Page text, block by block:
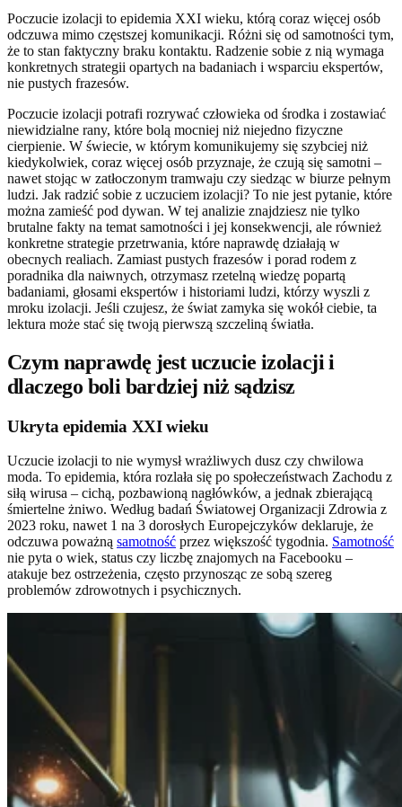
Poczucie izolacji to epidemia XXI wieku, którą coraz więcej osób
odczuwa mimo częstszej komunikacji. Różni się od samotności tym,
że to stan faktyczny braku kontaktu. Radzenie sobie z nią wymaga
konkretnych strategii opartych na badaniach i wsparciu ekspertów,
nie pustych frazesów.
Poczucie izolacji potrafi rozrywać człowieka od środka i zostawiać
niewidzialne rany, które bolą mocniej niż niejedno fizyczne
cierpienie. W świecie, w którym komunikujemy się szybciej niż
kiedykolwiek, coraz więcej osób przyznaje, że czują się samotni –
nawet stojąc w zatłoczonym tramwaju czy siedząc w biurze pełnym
ludzi. Jak radzić sobie z uczuciem izolacji? To nie jest pytanie, które
można zamieść pod dywan. W tej analizie znajdziesz nie tylko
brutalne fakty na temat samotności i jej konsekwencji, ale również
konkretne strategie przetrwania, które naprawdę działają w
obecnych realiach. Zamiast pustych frazesów i porad rodem z
poradnika dla naiwnych, otrzymasz rzetelną wiedzę popartą
badaniami, głosami ekspertów i historiami ludzi, którzy wyszli z
mroku izolacji. Jeśli czujesz, że świat zamyka się wokół ciebie, ta
lektura może stać się twoją pierwszą szczeliną światła.
Czym naprawdę jest uczucie izolacji i
dlaczego boli bardziej niż sądzisz
Ukryta epidemia XXI wieku
Uczucie izolacji to nie wymysł wrażliwych dusz czy chwilowa
moda. To epidemia, która rozlała się po społeczeństwach Zachodu z
siłą wirusa – cichą, pozbawioną nagłówków, a jednak zbierającą
śmiertelne żniwo. Według badań Światowej Organizacji Zdrowia z
2023 roku, nawet 1 na 3 dorosłych Europejczyków deklaruje, że
odczuwa poważną samotność przez większość tygodnia. Samotność
nie pyta o wiek, status czy liczbę znajomych na Facebooku –
atakuje bez ostrzeżenia, często przynosząc ze sobą szereg
problemów zdrowotnych i psychicznych.